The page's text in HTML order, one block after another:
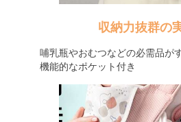
収納力抜群の
哺乳瓶やおむつなどの必需品が
機能的なポケット付き